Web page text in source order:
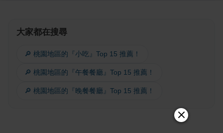
大家都在搜尋
🔎 桃園地區的『小吃』Top 15 推薦！
🔎 桃園地區的『午餐餐廳』Top 15 推薦！
🔎 桃園地區的『晚餐餐廳』Top 15 推薦！